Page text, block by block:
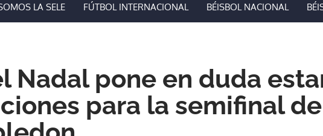
LA SELE FÚTBOL INTERNACIONAL BÉISBOL NACIONAL
Nadal pone en duda
para la semifinal de